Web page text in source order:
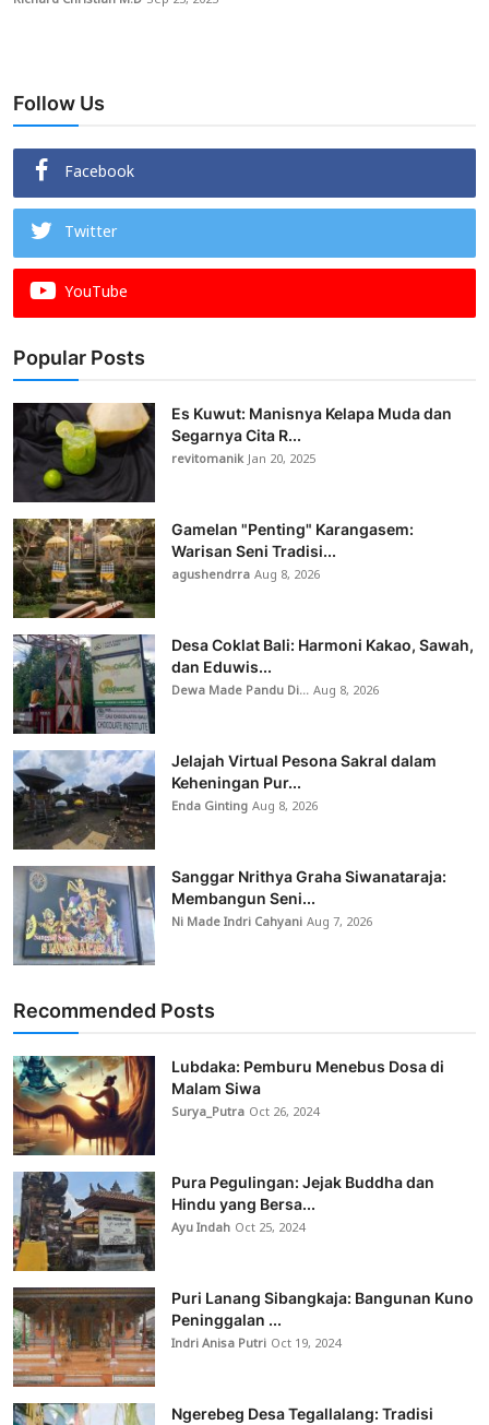
Follow Us
Facebook
Twitter
YouTube
Popular Posts
Es Kuwut: Manisnya Kelapa Muda dan
Segarnya Cita R...
revitomanikJan 20, 2025
Gamelan "Penting" Karangasem:
Warisan Seni Tradisi...
agushendrraAug 8, 2026
Desa Coklat Bali: Harmoni Kakao, Sawah,
dan Eduwis...
Dewa Made Pandu Di...Aug 8, 2026
Jelajah Virtual Pesona Sakral dalam
Keheningan Pur...
Enda GintingAug 8, 2026
Sanggar Nrithya Graha Siwanataraja:
Membangun Seni...
Ni Made Indri CahyaniAug 7, 2026
Recommended Posts
Lubdaka: Pemburu Menebus Dosa di
Malam Siwa
Surya_Putra Oct 26, 2024
Pura Pegulingan: Jejak Buddha dan
Hindu yang Bersa...
Ayu Indah Oct 25, 2024
Puri Lanang Sibangkaja: Bangunan Kuno
Peninggalan ...
Indri Anisa Putri Oct 19, 2024
Ngerebeg Desa Tegallalang: Tradisi